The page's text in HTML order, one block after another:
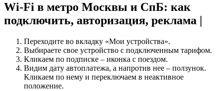
Wi-Fi в метро Москвы и СпБ: как
подключить, авторизация, реклама |
Переходите во вкладку «Мои устройства».
Выбираете свое устройство с подключенным тарифом.
Кликаем по подписке – иконка с поездом.
Видим дату автоплатежа, а напротив нее – ползунок.
Кликаем по нему и переключаем в неактивное
положение.